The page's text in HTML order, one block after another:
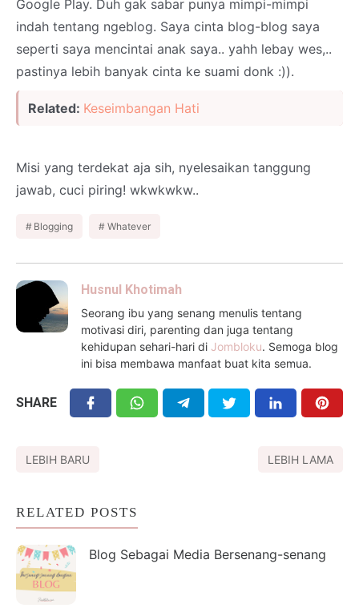
Google Play. Duh gak sabar punya mimpi-mimpi
indah tentang ngeblog. Saya cinta blog-blog saya
seperti saya mencintai anak saya.. yahh lebay wes,..
pastinya lebih banyak cinta ke suami donk :)).
Related: Keseimbangan Hati
Misi yang terdekat aja sih, nyelesaikan tanggung
jawab, cuci piring! wkwkwkw..
Blogging Whatever
Husnul Khotimah
Seorang ibu yang senang menulis tentang
motivasi diri, parenting dan juga tentang
kehidupan sehari-hari di Jombloku. Semoga blog
ini bisa membawa manfaat buat kita semua.
SHARE
LEBIH BARU LEBIH LAMA
RELATED POSTS
Blog Sebagai Media Bersenang-senang